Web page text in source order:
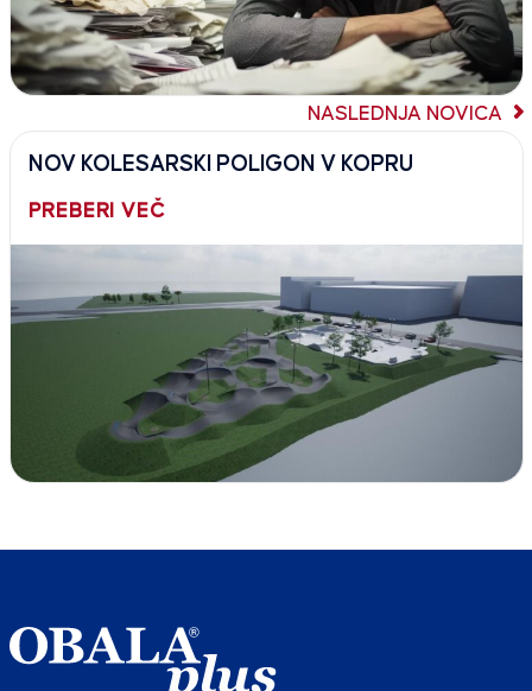
NASLEDNJA NOVICA
NOV KOLESARSKI POLIGON V KOPRU
PREBERI VEČ